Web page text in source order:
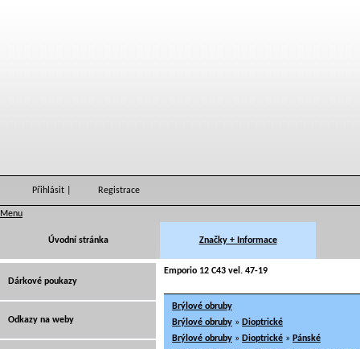
Přihlásit Registrace
Menu
Úvodní stránka Značky + Informace
Emporio 12 C43 vel. 47-19
Brýlové obruby
Brýlové obruby » Dioptrické
Brýlové obruby » Dioptrické » Pánské
Dárkové poukazy
Odkazy na weby